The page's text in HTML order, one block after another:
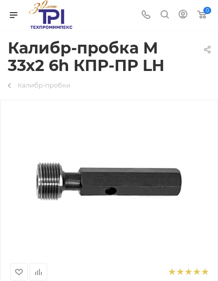
0
Калибр-пробка М
33х2 6h КПР-ПР LH
Калибр-пробки